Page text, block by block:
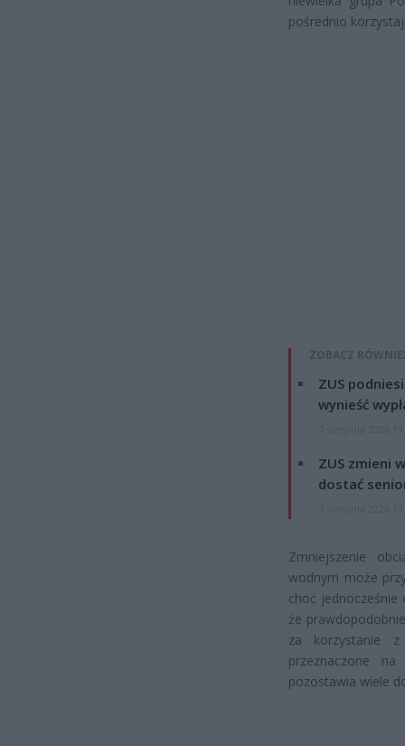
pośrednio
ZOBACZ
ZUS
wynieść
ZUS zmieni
dostać
Zmniejszenie
wodnym może
choć jednocześnie
że
za korzystanie z
przeznaczone
pozostawia wiele